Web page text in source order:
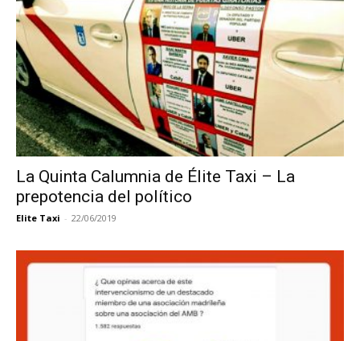
La Quinta Calumnia de Élite Taxi – La
prepotencia del político
Elite Taxi - 22/06/2019